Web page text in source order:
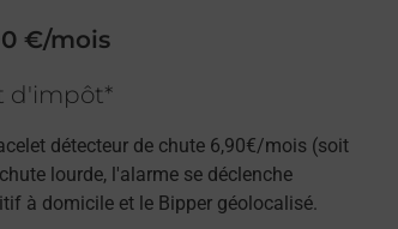
€/mois
d'impôt*
détecteur de chute 6,90€/mois (soit
lourde, l'alarme se déclenche
à domicile et le Bipper géolocalisé.